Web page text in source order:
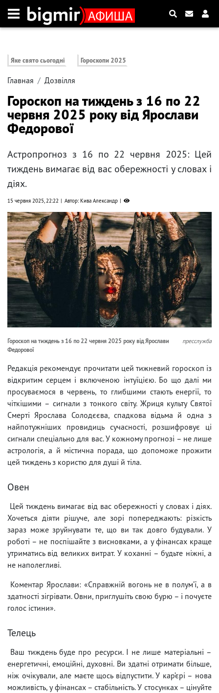
Яке свято сьогодні Гороскопи 2025
Главная Дозвілля
Гороскоп на тиждень з 16 по 22
червня 2025 року від Ярослави
Федорової
Астропрогноз з 16 по 22 червня 2025: Цей
тиждень вимагає від вас обережності у словах і
діях.
15 червня 2025, 22:22 Автор: Кива Александр
Гороскоп на тиждень з 16 по 22 червня 2025 року від Ярослави
Федорової
пресслужба
Редакція рекомендує прочитати цей тижневий гороскоп із
відкритим серцем і включеною інтуїцією. Бо що далі ми
просуваємося в червень, то глибшими стають енергії, то
чіткішими – сигнали з тонкого світу. Жриця культу Святої
Смерті Ярослава Солодєєва, спадкова відьма й одна з
найпотужніших провидиць сучасності, розшифровує ці
сигнали спеціально для вас. У кожному прогнозі – не лише
астрологія, а й містична порада, що допоможе прожити
цей тиждень з користю для душі й тіла.
Овен
Цей тиждень вимагає від вас обережності у словах і діях.
Хочеться діяти рішуче, але зорі попереджають: різкість
зараз може зруйнувати те, що ви так довго будували. У
роботі – не поспішайте з висновками, а у фінансах краще
утриматись від великих витрат. У коханні – будьте ніжні, а
не наполегливі.
Коментар Ярослави: «Справжній вогонь не в полум’ї, а в
здатності зігрівати. Овни, приглушіть свою бурю – і почуєте
голос істини».
Телець
Ваш тиждень буде про ресурси. І не лише матеріальні –
енергетичні, емоційні, духовні. Ви здатні отримати більше,
ніж очікували, але маєте щось відпустити. У кар’єрі – нова
можливість, у фінансах – стабільність. У стосунках – цінуйте